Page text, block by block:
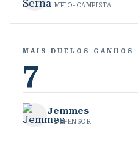
MEIO-CAMPISTA
MAIS DUELOS GANHOS
7
Jemmes
DEFENSOR